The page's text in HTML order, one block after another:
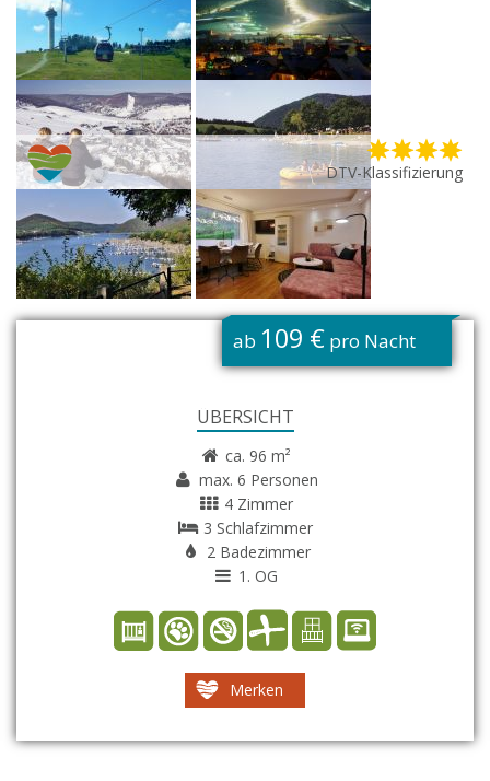
DTV-Klassifizierung
ab 109 € pro Nacht
ÜBERSICHT
ca. 96 m²
max. 6 Personen
4 Zimmer
3 Schlafzimmer
2 Badezimmer
1. OG
Merken